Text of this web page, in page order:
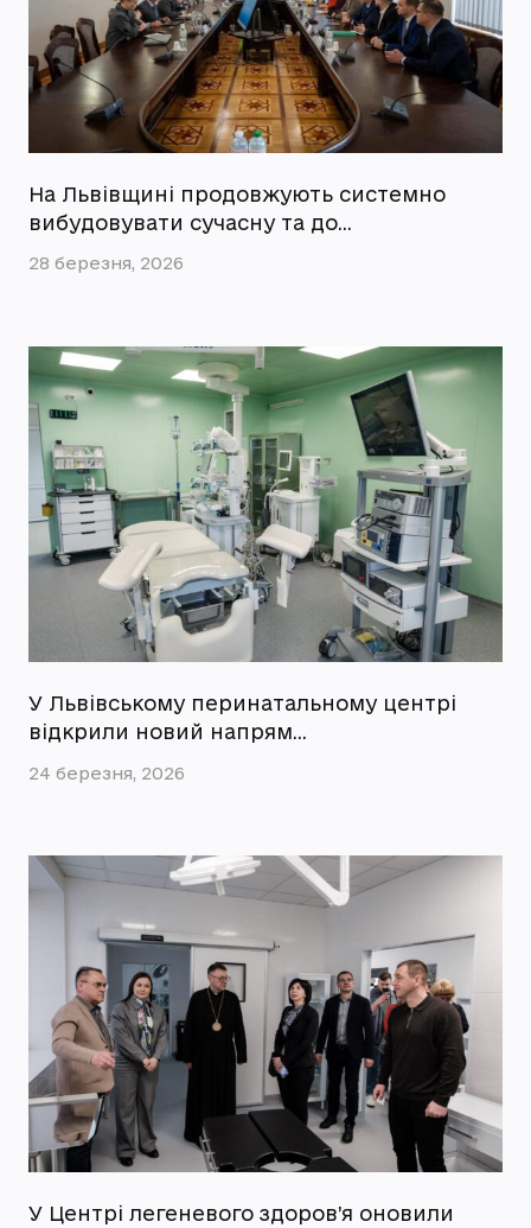
На Львівщині продовжують системно
вибудовувати сучасну та до…
28 березня, 2026
У Львівському перинатальному центрі
відкрили новий напрям…
24 березня, 2026
У Центрі легеневого здоров’я оновили